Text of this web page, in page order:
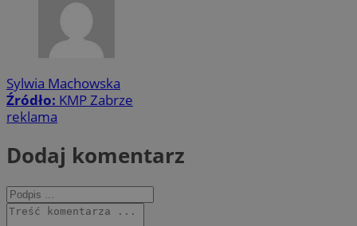
Sylwia Machowska
Źródło: KMP Zabrze
reklama
Dodaj komentarz